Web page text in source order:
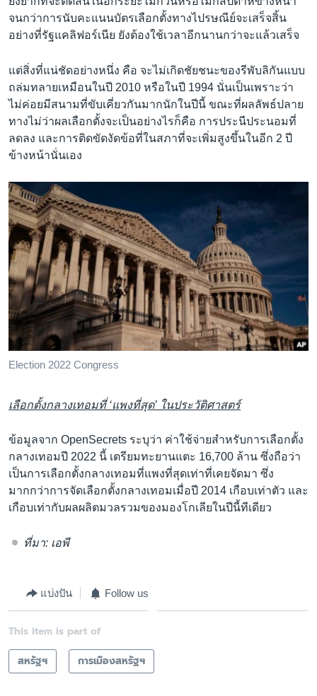
จนกว่าการนับคะแนนบัตรเลือกตั้งทางไปรษณีย์จะเสร็จสิ้น
อย่างที่รัฐแคลิฟอร์เนีย ยังต้องใช้เวลาอีกนานกว่าจะแล้วเสร็จ
แต่สิ่งที่แน่ชัดอย่างหนึ่ง คือ จะไม่เกิดชัยชนะของรีพับลิกันแบบ
ถล่มทลายเหมือนในปี 2010 หรือในปี 1994 นั่นเป็นเพราะว่า
ไม่ค่อยมีสนามที่ขับเคี่ยวกันมากนักในปีนี้ ขณะที่ผลลัพธ์ปลาย
ทางไม่ว่าผลเลือกตั้งจะเป็นอย่างไรก็คือ การประนีประนอมที่
ลดลง และการติดขัดงัดข้อที่ในสภาที่จะเพิ่มสูงขึ้นในอีก 2 ปี
ข้างหน้านั่นเอง
Election 2022 Congress
เลือกตั้งกลางเทอมที่‘แพงที่สุด’ ในประวัติศาสตร์
ข้อมูลจาก OpenSecrets ระบุว่า ค่าใช้จ่ายสำหรับการเลือกตั้ง
กลางเทอมปี 2022 นี้ เตรียมทะยานแตะ 16,700 ล้าน ซึ่งถือว่า
เป็นการเลือกตั้งกลางเทอมที่แพงที่สุดเท่าที่เคยจัดมา ซึ่ง
มากกว่าการจัดเลือกตั้งกลางเทอมเมื่อปี 2014 เกือบเท่าตัว และ
เกือบเท่ากับผลผลิตมวลรวมของมองโกเลียในปีนี้ทีเดียว
ที่มา: เอพี
แบ่งปัน Follow us
This item is part of
สหรัฐฯ
การเมืองสหรัฐฯ